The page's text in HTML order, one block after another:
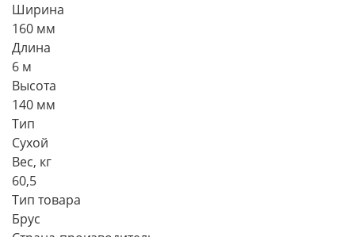
Ширина
160 мм
Длина
6 м
Высота
140 мм
Тип
Сухой
Вес, кг
60,5
Тип товара
Брус